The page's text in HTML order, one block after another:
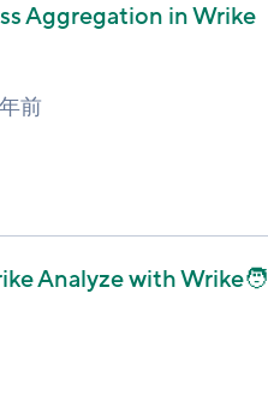
Aggregation in Wrike
前
Analyze with